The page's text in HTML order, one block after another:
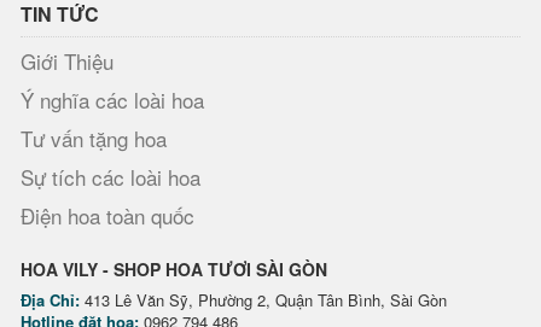
TIN TỨC
Giới Thiệu
Ý nghĩa các loài hoa
Tư vấn tặng hoa
Sự tích các loài hoa
Điện hoa toàn quốc
HOA VILY - SHOP HOA TƯƠI SÀI GÒN
Địa Chỉ: 413 Lê Văn Sỹ, Phường 2, Quận Tân Bình, Sài Gòn
Hotline đặt hoa: 0962 794 486